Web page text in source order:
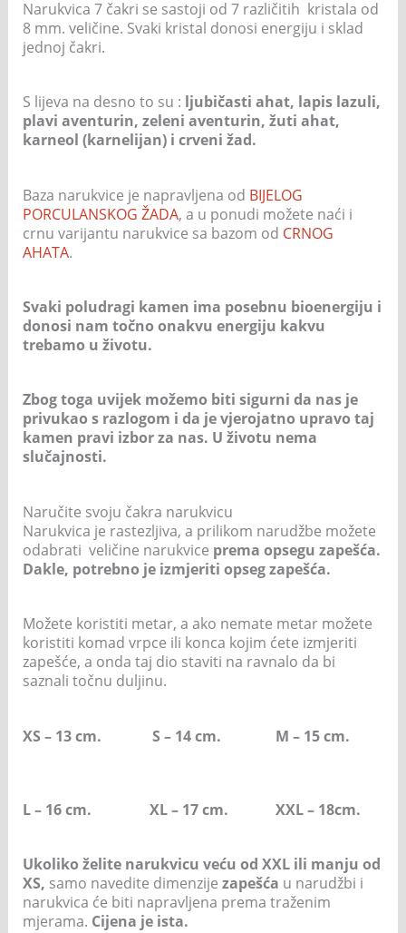
Narukvica 7 čakri se sastoji od 7 različitih kristala od
8 mm. veličine. Svaki kristal donosi energiju i sklad
jednoj čakri.
S lijeva na desno to su : ljubičasti ahat, lapis lazuli,
plavi aventurin, zeleni aventurin, žuti ahat,
karneol (karnelijan) i crveni žad.
Baza narukvice je napravljena od BIJELOG
PORCULANSKOG ŽADA, a u ponudi možete naći i
crnu varijantu narukvice sa bazom od CRNOG
AHATA.
Svaki poludragi kamen ima posebnu bioenergiju i
donosi nam točno onakvu energiju kakvu
trebamo u životu.
Zbog toga uvijek možemo biti sigurni da nas je
privukao s razlogom i da je vjerojatno upravo taj
kamen pravi izbor za nas. U životu nema
slučajnosti.
Naručite svoju čakra narukvicu
Narukvica je rastezljiva, a prilikom narudžbe možete
odabrati veličine narukvice prema opsegu zapešća.
Dakle, potrebno je izmjeriti opseg zapešća.
Možete koristiti metar, a ako nemate metar možete
koristiti komad vrpce ili konca kojim ćete izmjeriti
zapešće, a onda taj dio staviti na ravnalo da bi
saznali točnu duljinu.
XS – 13 cm. S – 14 cm. M – 15 cm.
L – 16 cm. XL – 17 cm. XXL – 18cm.
Ukoliko želite narukvicu veću od XXL ili manju od
XS, samo navedite dimenzijezapešća u narudžbi i
narukvica će biti napravljena prema traženim
mjerama. Cijena je ista.